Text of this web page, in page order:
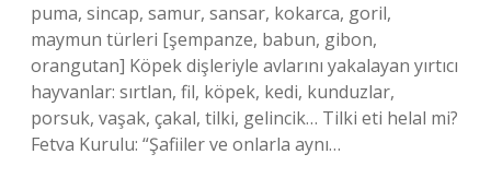
puma, sincap, samur, sansar, kokarca, goril,
maymun türleri [şempanze, babun, gibon,
orangutan] Köpek dişleriyle avlarını yakalayan yırtıcı
hayvanlar: sırtlan, fil, köpek, kedi, kunduzlar,
porsuk, vaşak, çakal, tilki, gelincik… Tilki eti helal mi?
Fetva Kurulu: “Şafiiler ve onlarla aynı…